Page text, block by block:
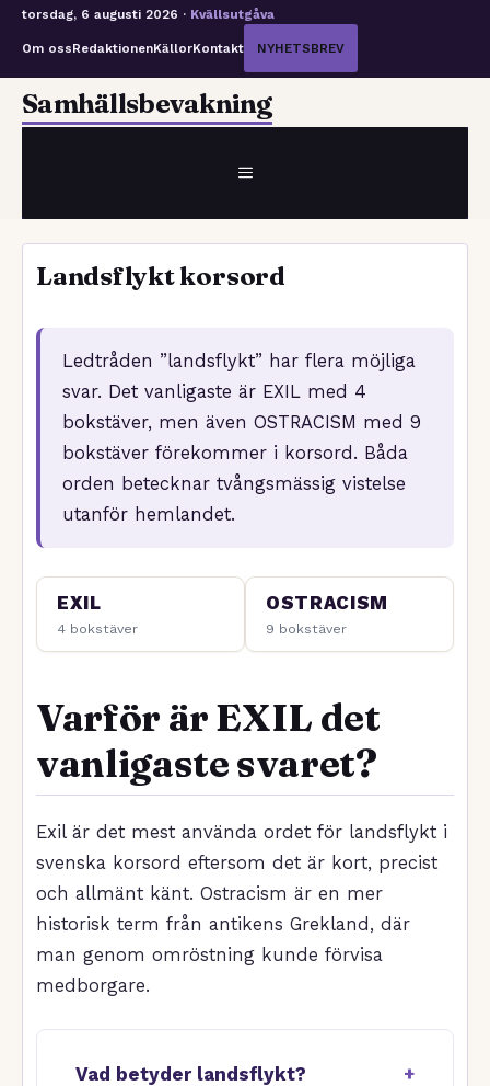
torsdag, 6 augusti 2026 · Kvällsutgåva
Om ossRedaktionenKällorKontakt NYHETSBREV
HoppaSamhällsbevakning
MENY
Landsflykt korsord
Ledtråden ”landsflykt” har flera möjliga
svar. Det vanligaste är EXIL med 4
bokstäver, men även OSTRACISM med 9
bokstäver förekommer i korsord. Båda
orden betecknar tvångsmässig vistelse
utanför hemlandet.
EXIL
4 bokstäver
OSTRACISM
9 bokstäver
Varför är EXIL det
vanligaste svaret?
Exil är det mest använda ordet för landsflykt i
svenska korsord eftersom det är kort, precist
och allmänt känt. Ostracism är en mer
historisk term från antikens Grekland, där
man genom omröstning kunde förvisa
medborgare.
Vad betyder landsflykt?